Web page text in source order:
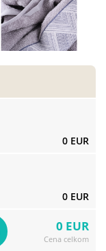
0 EUR
0 EUR
0 EUR
Cena celkom